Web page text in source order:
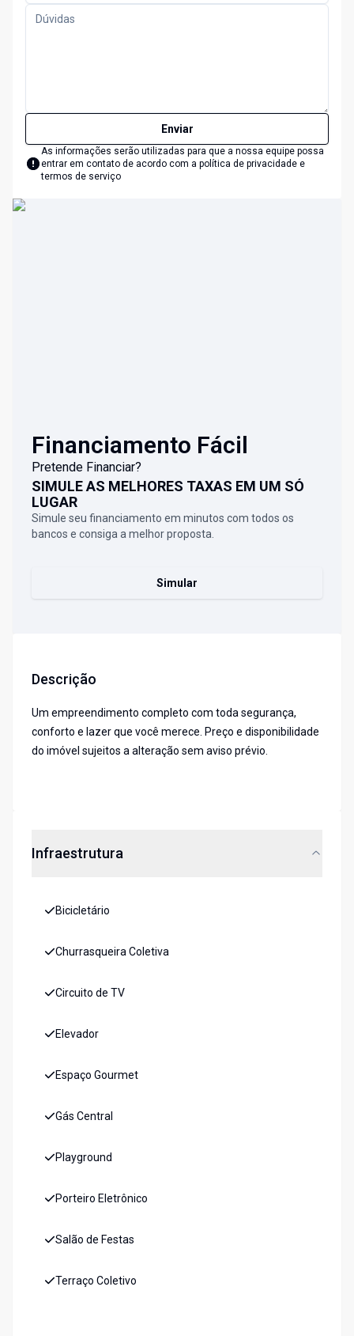
Enviar
As informações serão utilizadas para que a nossa equipe possa
entrar em contato de acordo com a política de privacidade e
termos de serviço
Financiamento Fácil
Pretende Financiar?
SIMULE AS MELHORES TAXAS EM UM SÓ
LUGAR
Simule seu financiamento em minutos com todos os
bancos e consiga a melhor proposta.
Simular
Descrição
Um empreendimento completo com toda segurança,
conforto e lazer que você merece. Preço e disponibilidade
do imóvel sujeitos a alteração sem aviso prévio.
Infraestrutura
Bicicletário
Churrasqueira Coletiva
Circuito de TV
Elevador
Espaço Gourmet
Gás Central
Playground
Porteiro Eletrônico
Salão de Festas
Terraço Coletivo